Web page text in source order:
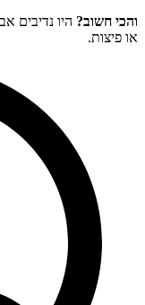
והכי חשוב? היו נדיבים
או פיצות.